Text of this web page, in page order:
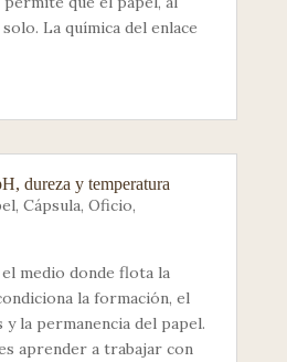
La química del enlace
dureza y temperatura
, Cápsula, Oficio,
medio donde flota la
la formación, el
y la permanencia del papel.
aprender a trabajar con